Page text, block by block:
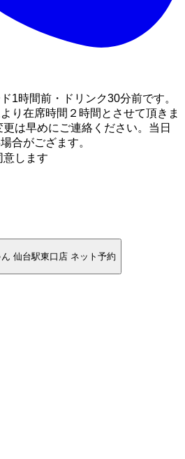
1時間前・ドリンク30分前です。
り在席時間２時間とさせて頂きま
は早めにご連絡ください。当日
合がござます。
意します
仙台駅東口店 ネット予約